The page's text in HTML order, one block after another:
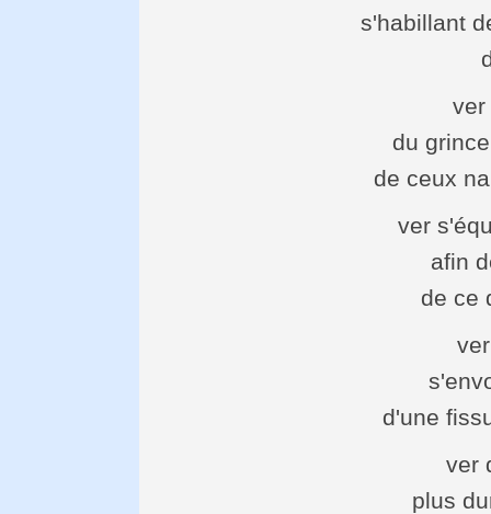
s'habillant
ver
du
de ceux
ver
afin
de ce
d'une
ver
plus